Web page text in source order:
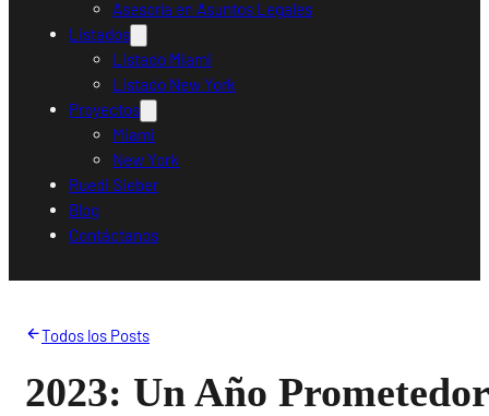
Asesoría en Asuntos Legales
Listados
Listado Miami
Listado New York
Proyectos
Miami
New York
Ruedi Sieber
Blog
Contáctanos
Todos los Posts
2023: Un Año